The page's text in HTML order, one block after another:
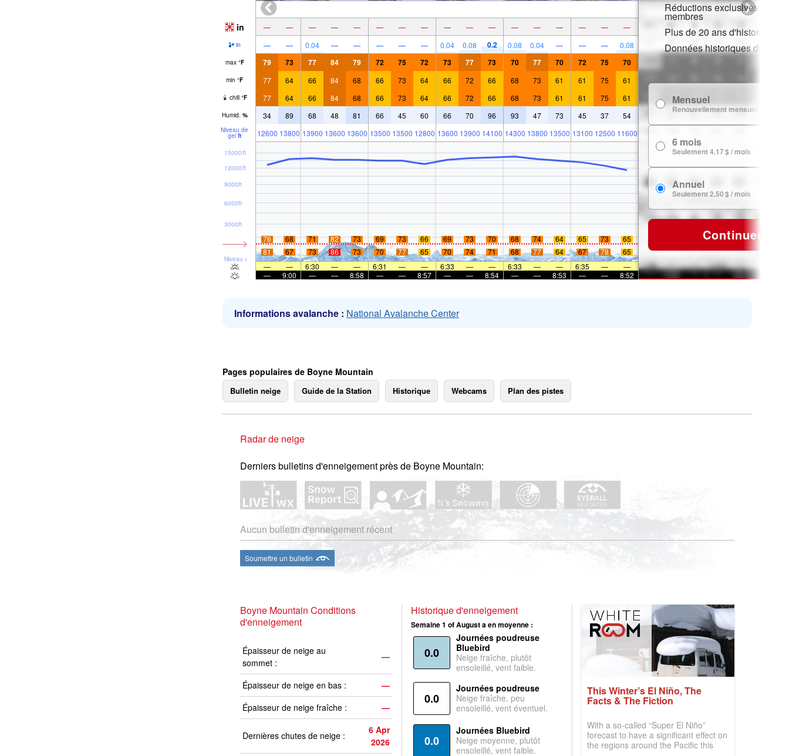
in — — — — — — — — — — — — — — — — —
in — — 0.04 — — — — — 0.04 0.08 0.2 0.08 0.04 — — — 0.08
max °F 79 73 77 84 79 72 75 72 73 77 73 70 77 70 72 75 70
min °F 77 64 66 84 68 66 73 64 66 72 66 68 73 61 61 75 61
chill °F 77 64 66 84 68 66 73 64 66 72 66 68 73 61 61 75 61
Humid. % 34 89 68 48 81 66 45 60 66 70 96 93 47 73 45 37 54
Niveau de
gel ft 12600 13800 13900 13600 13600 13500 13500 12800 13600 13900 14100 14300 13800 13500 13100 12500 11600
Niveau de la mer
3000ft
6000ft
9000ft
12000ft
15000ft
76 68 71 82 73 69 73 66 69 73 70 68 74 64 65 73
65
81
67 73 86 73 70 77 65 70 74 71 68 77 64 67 78
65
—
— 6:30 — — 6:31 — — 6:33 — — 6:33 — — 6:35 —
—
—
9:00 — — 8:58 — — 8:57 — — 8:54 — — 8:53 — — 8:52
Réductions exclusives pour
membres
Plus de 20 ans d'historique
Données historiques de neige
Mensuel
Renouvellement mensuel
6 mois
Seulement 4.17 $ / mois
Annuel
Seulement 2.50 $ / mois
Continuer
Informations avalanche : National Avalanche Center
Pages populaires de Boyne Mountain
Bulletin neige Guide de la Station Historique Webcams Plan des pistes
Radar de neige
Derniers bulletins d'enneigement près de Boyne Mountain:
Aucun bulletin d'enneigement récent
Soumettre un bulletin
Boyne Mountain Conditions
d'enneigement
Épaisseur de neige au
sommet :
—
Épaisseur de neige en bas :
—
Épaisseur de neige fraîche :
—
Dernières chutes de neige :
6 Apr
2026
Historique d'enneigement
Semaine 1 of August a en moyenne :
0.0
Journées poudreuse
Bluebird
Neige fraîche, plutôt
ensoleillé, vent faible.
0.0
Journées poudreuse
Neige fraîche, peu
ensoleillé, vent éventuel.
0.0
Journées Bluebird
Neige moyenne, plutôt
ensoleillé, vent faible.
This Winter’s El Niño, The
Facts & The Fiction
With a so-called “Super El Niño”
forecast to have a significant effect on
the regions around the Pacific this